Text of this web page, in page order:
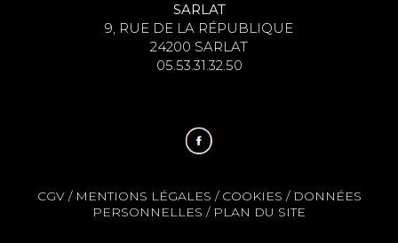
SARLAT
9, RUE DE LA RÉPUBLIQUE
24200 SARLAT
05.53.31.32.50
CGV/ MENTIONS LÉGALES / COOKIES / DONNÉES
PERSONNELLES / PLAN DU SITE